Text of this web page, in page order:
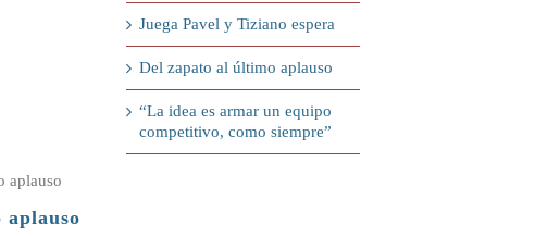
Juega Pavel y Tiziano espera
Del zapato al último aplauso
“La idea es armar un equipo
competitivo, como siempre”